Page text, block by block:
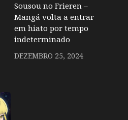
Sousou no Frieren –
Mangá volta a entrar
em hiato por tempo
indeterminado
DEZEMBRO 25, 2024